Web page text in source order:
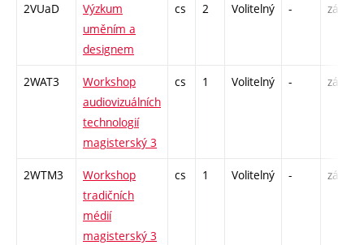
2VUaD
Výzkum
uměním a
designem
cs 2 Volitelný - zá
2WAT3
Workshop
audiovizuálních
technologií
magisterský 3
cs 1 Volitelný - zá
2WTM3
Workshop
tradičních
médií
magisterský 3
cs 1 Volitelný - zá